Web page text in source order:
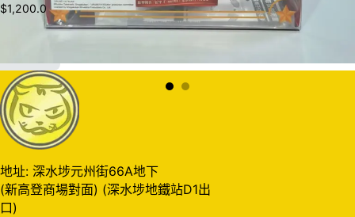
$1,200.0
地址: 深水埗元州街66A地下
(新高登商場對面) (深水埗地鐵站D1出
口)